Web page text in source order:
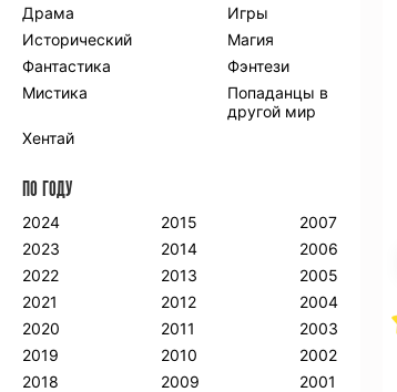
Драма
Игры
Исторический
Магия
Фантастика
Фэнтези
Мистика
Попаданцы в
другой мир
Хентай
ПО ГОДУ
2024
2023
2022
2021
2020
2019
2018
2015
2014
2013
2012
2011
2010
2009
2007
2006
2005
2004
2003
2002
2001